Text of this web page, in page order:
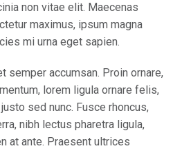
non vitae elit. Maecenas
maximus, ipsum magna
mi urna eget sapien.
semper accumsan. Proin ornare,
lorem ligula ornare felis,
sed nunc. Fusce rhoncus,
nibh lectus pharetra ligula,
at ante. Praesent ultrices